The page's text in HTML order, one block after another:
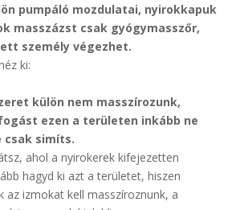
pumpáló mozdulatai, nyirokkapuk
masszázst csak gyógymasszőr,
személy végezhet.
ki:
külön nem masszírozunk,
ezen a területen inkább ne
csak simíts.
ahol a nyirokerek kifejezetten
hagyd ki azt a területet, hiszen
az izmokat kell masszíroznunk, a